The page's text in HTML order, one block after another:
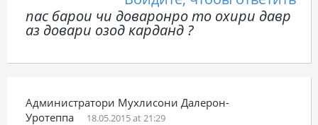
пас барои чи доваронро то охири давр
аз довари озод карданд ?
Администратори Мухлисони Далерон-
Уротеппа
18.05.2015 at 21:29